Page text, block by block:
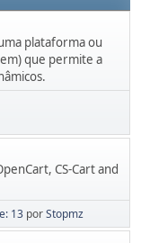
plataforma ou
que permite a
CS-Cart and
13 porStopmz